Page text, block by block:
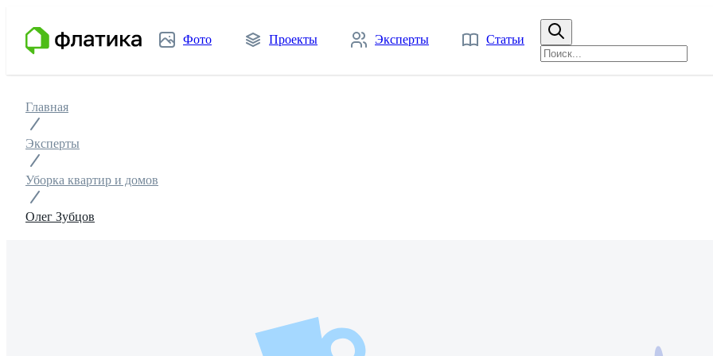
Фото Проекты Эксперты Статьи
Главная
Эксперты
Уборка квартир и домов
Олег Зубцов